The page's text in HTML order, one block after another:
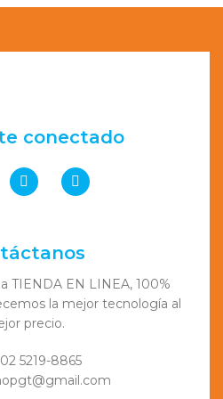
conectado
TIENDA EN LINEA, 100%
la mejor tecnología al
precio.
5219-8865